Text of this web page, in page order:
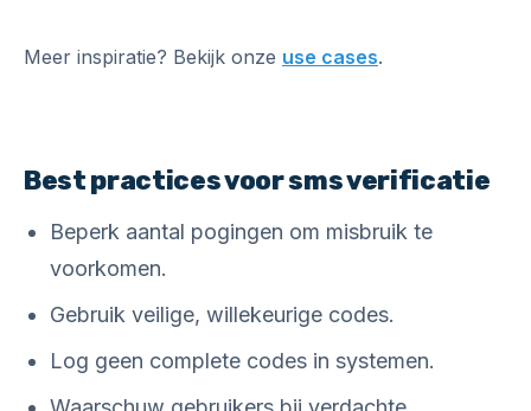
Meer inspiratie? Bekijk onze use cases.
Best practices voor sms verificatie
Beperk aantal pogingen om misbruik te
voorkomen.
Gebruik veilige, willekeurige codes.
Log geen complete codes in systemen.